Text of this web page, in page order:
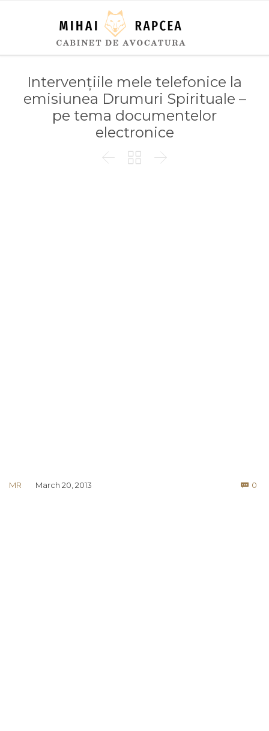
Intervențiile mele telefonice la
emisiunea Drumuri Spirituale –
pe tema documentelor
electronice
  
MR March 20, 2013  0